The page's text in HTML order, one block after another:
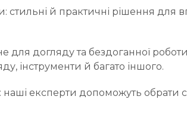
стильні й практичні рішення для
для догляду та бездоганної
інструменти й багато іншого.
наші експерти допоможуть обрати